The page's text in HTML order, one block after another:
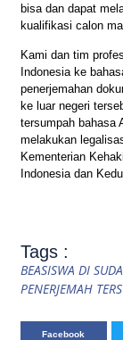
bisa dan dapat
kualifikasi calon
Kami dan tim
Indonesia ke
penerjemahan
ke luar negeri
tersumpah bahasa
melakukan
Kementerian
Indonesia dan
Tags :
BEASISWA DI
PENERJEMAH
Facebook